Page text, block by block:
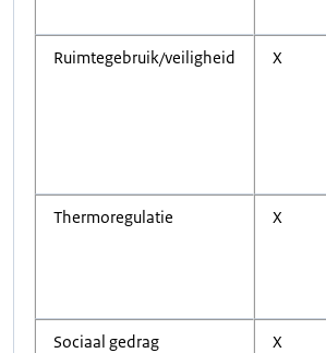
Ruimtegebruik/veiligheid X
Thermoregulatie X
Sociaal gedrag X